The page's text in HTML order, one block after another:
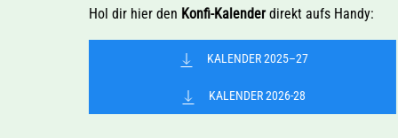
Hol dir hier denKonfi-Kalenderdirekt aufs Handy:
KALENDER 2025–27
KALENDER 2026-28